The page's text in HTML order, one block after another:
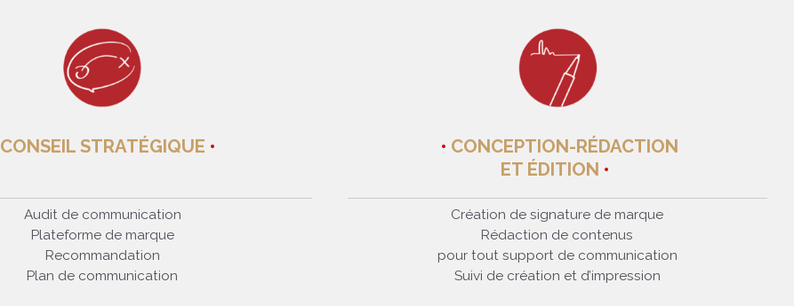
CONSEIL STRATÉGIQUE
Audit de communication
Plateforme de marque
Recommandation
Plan de communication
CONCEPTION-RÉDACTION
ET ÉDITION
Création de signature de marque
Rédaction de contenus
pour tout support de communication
Suivi de création et d’impression